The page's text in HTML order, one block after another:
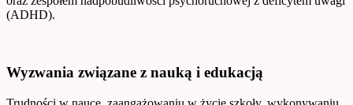
(ADHD).
Wyzwania związane z nauką i edukacją